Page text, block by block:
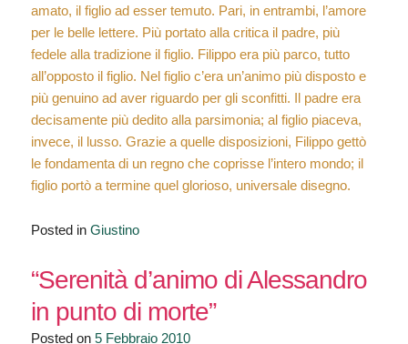
amato, il figlio ad esser temuto. Pari, in entrambi, l’amore
per le belle lettere. Più portato alla critica il padre, più
fedele alla tradizione il figlio. Filippo era più parco, tutto
all’opposto il figlio. Nel figlio c’era un’animo più disposto e
più genuino ad aver riguardo per gli sconfitti. Il padre era
decisamente più dedito alla parsimonia; al figlio piaceva,
invece, il lusso. Grazie a quelle disposizioni, Filippo gettò
le fondamenta di un regno che coprisse l’intero mondo; il
figlio portò a termine quel glorioso, universale disegno.
Posted in Giustino
“Serenità d’animo di Alessandro
in punto di morte”
Posted on 5 Febbraio 2010